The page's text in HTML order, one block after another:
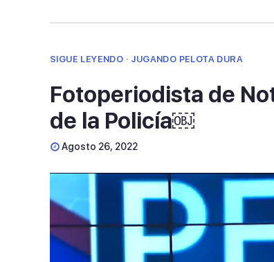
SIGUE LEYENDO · JUGANDO PELOTA DURA
Fotoperiodista de
de la Policía￼
Agosto 26, 2022